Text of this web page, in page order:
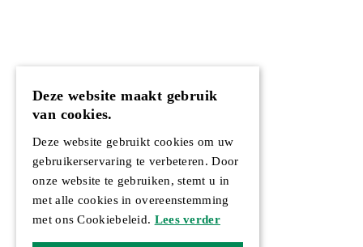
Deze website maakt gebruik
van cookies.
Deze website gebruikt cookies om uw
gebruikerservaring te verbeteren. Door
onze website te gebruiken, stemt u in
met alle cookies in overeenstemming
met ons Cookiebeleid. Lees verder